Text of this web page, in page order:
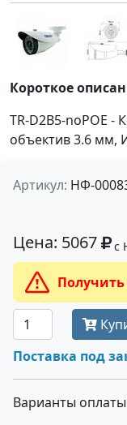
Короткое
TR-D2B5-noPOE -
объектив 3.6 мм,
Артикул: НФ-
Цена: 5067 с
Поставка под
Варианты оплаты